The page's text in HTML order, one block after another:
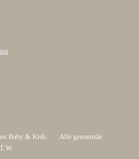
Baby & Kids Alle genoemde